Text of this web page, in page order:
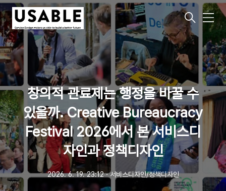
메
뉴
창의적 관료제는 행정을 바꿀 수
있을까. Creative Bureaucracy
Festival 2026에서 본 서비스디
자인과 정책디자인
2026. 6. 19. 23:12ㆍ서비스디자인/정책디자인